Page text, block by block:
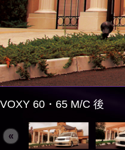
VOXY 60・65 M/C 後
«